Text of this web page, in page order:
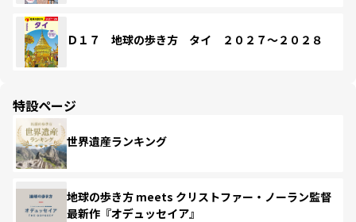
Ｄ１７ 地球の歩き方 タイ ２０２７～２０２８
特設ページ
世界遺産ランキング
地球の歩き方 meets クリストファー・ノーラン監督
最新作『オデュッセイア』